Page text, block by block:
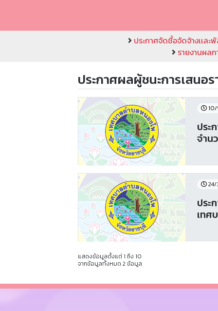
ประกาศจัดชื้อจัดจ้างเเละ
รายงานผล
ประกาศผลผู้ชนะการเสนอร
10/
ประ
จำน
24/
ประ
เทศ
แสดงข้อมูลตั้งแต่ 1 ถึง 10
จากข้อมูลทั้งหมด 2 ข้อมูล